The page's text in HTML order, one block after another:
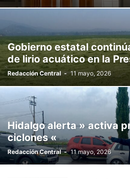
Gobierno estatal
de lirio acuático en la
Redacción Central - 11 mayo, 2026
Hidalgo alerta » activa
ciclones «
Redacción Central - 11 mayo, 2026